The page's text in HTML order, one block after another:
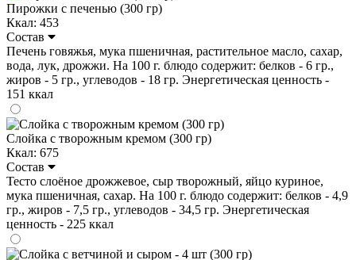
Пирожки с печенью (300 гр)
Ккал: 453
Состав
Печень говяжья, мука пшеничная, растительное масло, сахар,
вода, лук, дрожжи. На 100 г. блюдо содержит: белков - 6 гр.,
жиров - 5 гр., углеводов - 18 гр. Энергетическая ценность -
151 ккал
Слойка с творожным кремом (300 гр)
Ккал: 675
Состав
Тесто слоёное дрожжевое, сыр творожный, яйцо куриное,
мука пшеничная, сахар. На 100 г. блюдо содержит: белков - 4,9
гр., жиров - 7,5 гр., углеводов - 34,5 гр. Энергетическая
ценность - 225 ккал